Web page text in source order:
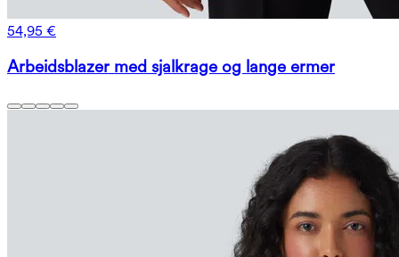
54,95 €
Arbeidsblazer med sjalkrage og lange ermer